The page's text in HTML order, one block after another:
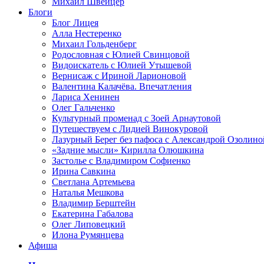
Блоги
Блог Лицея
Алла Нестеренко
Михаил Гольденберг
Родословная с Юлией Свинцовой
Видоискатель с Юлией Утышевой
Вернисаж с Ириной Ларионовой
Валентина Калачёва. Впечатления
Лариса Хенинен
Олег Гальченко
Культурный променад с Зоей Арнаутовой
Путешествуем с Лидией Винокуровой
Лазурный Берег без пафоса с Александрой
«Задние мысли» Кирилла Олюшкина
Застолье с Владимиром Софиенко
Ирина Савкина
Светлана Артемьева
Наталья Мешкова
Владимир Берштейн
Екатерина Габалова
Олег Липовецкий
Илона Румянцева
Афиша